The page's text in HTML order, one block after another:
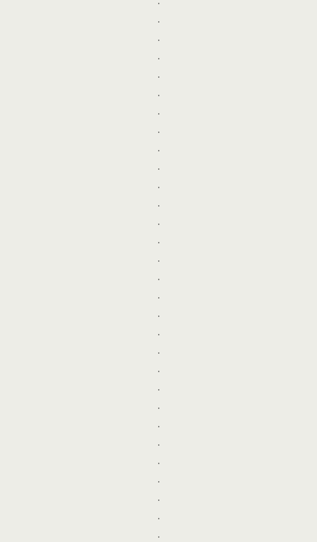
.
.
.
.
.
.
.
.
.
.
.
.
.
.
.
.
.
.
.
.
.
.
.
.
.
.
.
.
.